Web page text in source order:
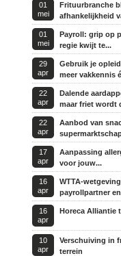
01
mei
Frituurbranche
afhankelijkheid
01
mei
Payroll: grip op
regie kwijt te...
29
apr
Gebruik je
meer vakkennis
22
apr
Dalende
maar friet wordt
22
apr
Aanbod van
17
apr
Aanpassing
voor jouw...
16
apr
WTTA-
payrollpartner
16
apr
Horeca Alliantie
10
apr
Verschuiving in
terrein